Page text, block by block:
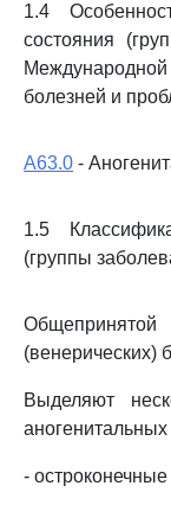
1.4
состояния
болезней и
A63.0 -
1.5
(группы
(венерических)
Выделяют
-